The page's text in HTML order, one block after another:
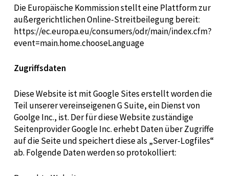
Die Europäische Kommission stellt eine Plattform zur
außergerichtlichen Online-Streitbeilegung bereit:
https://ec.europa.eu/consumers/odr/main/index.cfm?
event=main.home.chooseLanguage
Zugriffsdaten
Diese Website ist mit Google Sites erstellt worden die
Teil unserer vereinseigenen G Suite, ein Dienst von
Goolge Inc., ist. Der für diese Website zuständige
Seitenprovider Google Inc. erhebt Daten über Zugriffe
auf die Seite und speichert diese als „Server-Logfiles“
ab. Folgende Daten werden so protokolliert: